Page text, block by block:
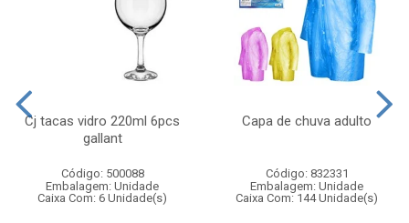
Cj tacas vidro 220ml 6pcs
gallant
Código: 500088
Embalagem: Unidade
Caixa Com: 6 Unidade(s)
Capa de chuva adulto
Código: 832331
Embalagem: Unidade
Caixa Com: 144 Unidade(s)